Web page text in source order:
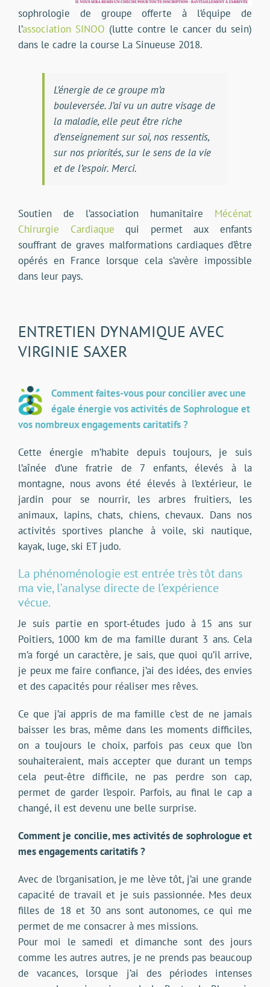
sophrologie de groupe offerte à l’équipe de
l’association SINOO (lutte contre le cancer du sein)
dans le cadre la course La Sinueuse 2018.
L’énergie de ce groupe m’a
bouleversée.J’ai vu un autre visage de
la maladie, elle peut être riche
d’enseignement sur soi, nos ressentis,
sur nos priorités, sur le sens de la vie
et de l’espoir. Merci.
Soutien de l’association humanitaire Mécénat
Chirurgie Cardiaque qui permet aux enfants
souffrant de graves malformations cardiaques d’être
opérés en France lorsque cela s’avère impossible
dans leur pays.
ENTRETIEN DYNAMIQUE AVEC
VIRGINIE SAXER
Comment faites-vous pour concilier avec une
égale énergie vos activités de Sophrologue et
vos nombreux engagements caritatifs ?
Cette énergie m’habite depuis toujours, je suis
l’aînée d’une fratrie de 7 enfants, élevés à la
montagne, nous avons été élevés à l’extérieur, le
jardin pour se nourrir, les arbres fruitiers, les
animaux, lapins, chats, chiens, chevaux. Dans nos
activités sportives planche à voile, ski nautique,
kayak, luge, ski ET judo.
La phénoménologie est entrée très tôt dans
ma vie, l’analyse directe de l’expérience
vécue.
Je suis partie en sport-études judo à 15 ans sur
Poitiers, 1000 km de ma famille durant 3 ans. Cela
m’a forgé un caractère, je sais, que quoi qu’il arrive,
je peux me faire confiance, j’ai des idées, des envies
et des capacités pour réaliser mes rêves.
Ce que j’ai appris de ma famille c’est de ne jamais
baisser les bras, même dans les moments difficiles,
on a toujours le choix, parfois pas ceux que l’on
souhaiteraient, mais accepter que durant un temps
cela peut-être difficile, ne pas perdre son cap,
permet de garder l’espoir. Parfois, au final le cap a
changé, il est devenu une belle surprise.
Comment je concilie, mes activités de sophrologue et
mes engagements caritatifs ?
Avec de l’organisation, je me lève tôt, j’ai une grande
capacité de travail et je suis passionnée. Mes deux
filles de 18 et 30 ans sont autonomes, ce qui me
permet de me consacrer à mes missions.
Pour moi le samedi et dimanche sont des jours
comme les autres autres, je ne prends pas beaucoup
de vacances, lorsque j’ai des périodes intenses